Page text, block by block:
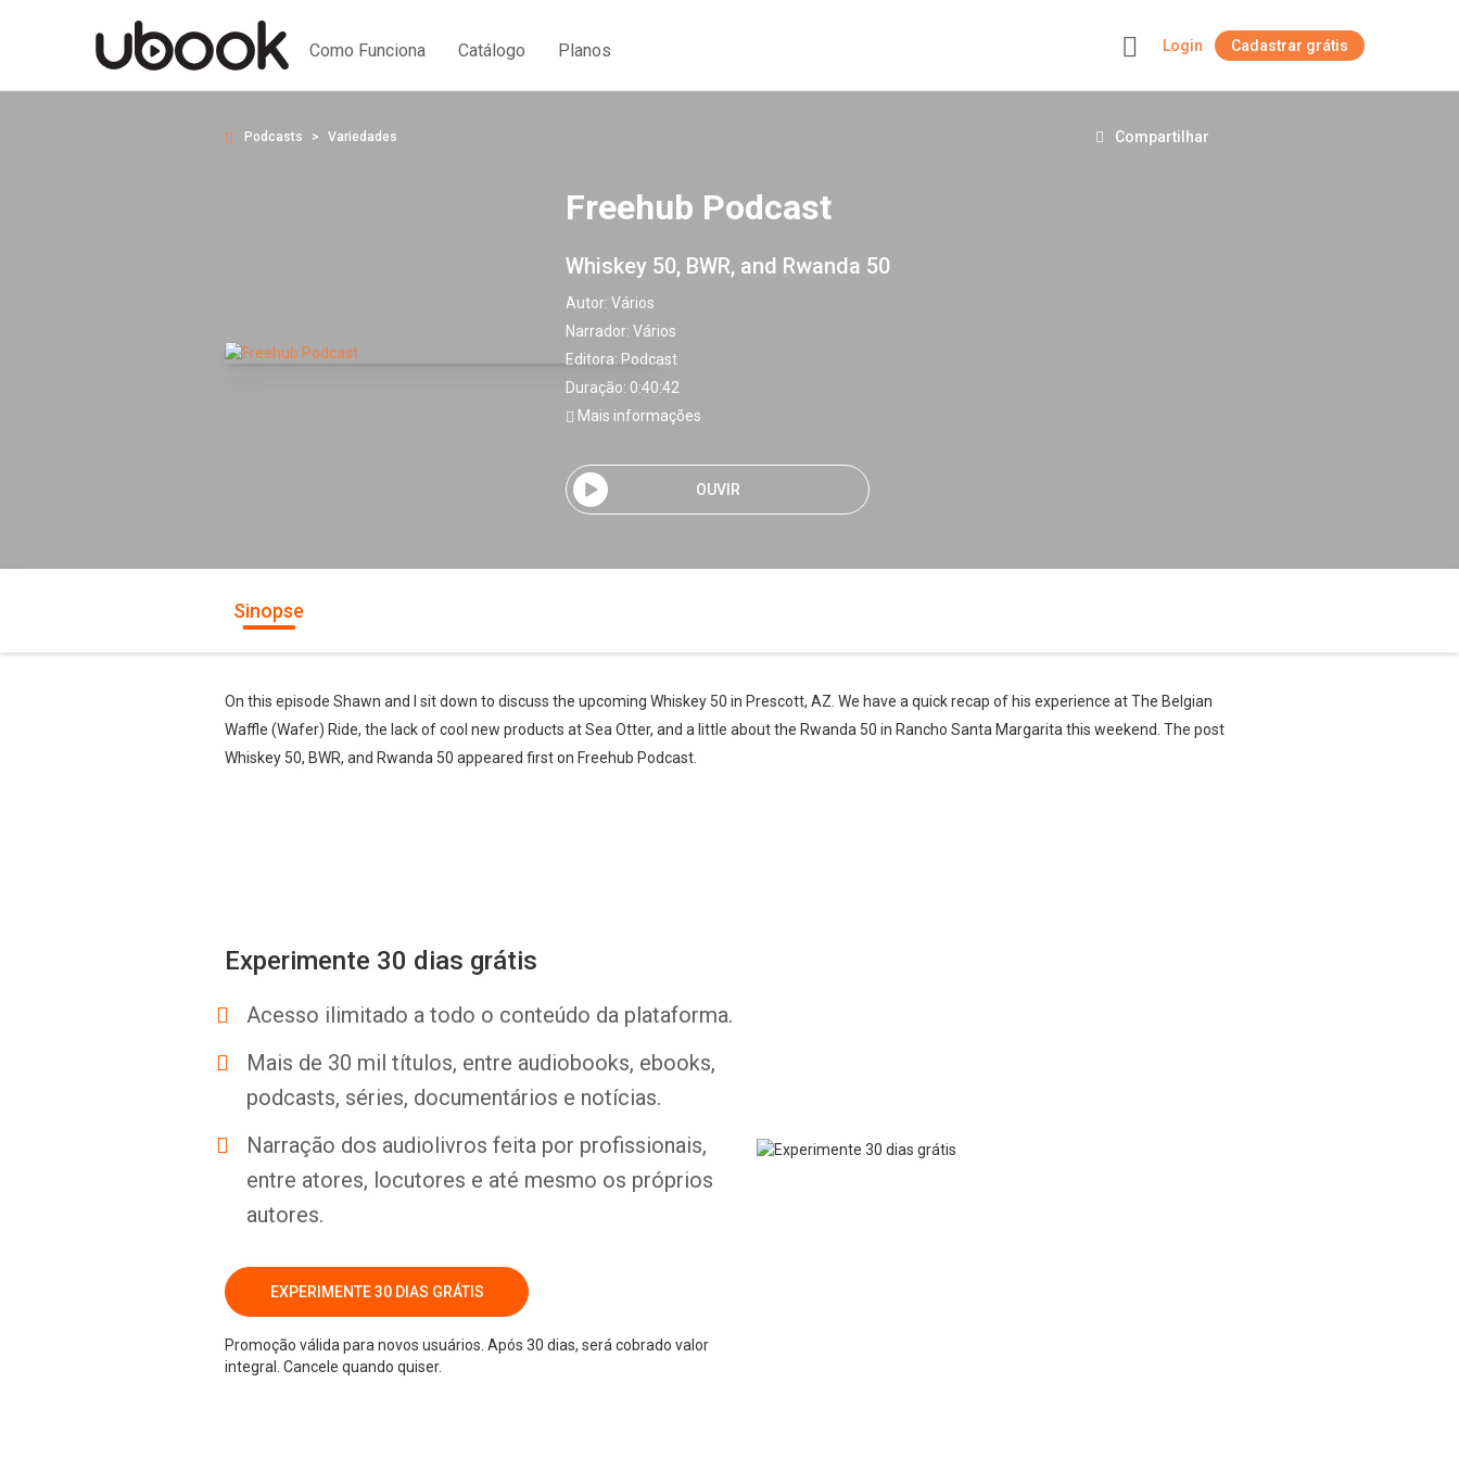
Como Funciona Catálogo Planos Login Cadastrar grátis
Podcasts Variedades Compartilhar
Freehub Podcast
Whiskey 50, BWR, and Rwanda 50
Autor: Vários
Narrador: Vários
Editora: Podcast
Duração: 0:40:42
Mais informações
OUVIR
Sinopse
On this episode Shawn and I sit down to discuss the upcoming Whiskey 50 in Prescott, AZ. We have a quick recap of his experience at The Belgian
Waffle (Wafer) Ride, the lack of cool new products at Sea Otter, and a little about the Rwanda 50 in Rancho Santa Margarita this weekend. The post
Whiskey 50, BWR, and Rwanda 50 appeared first on Freehub Podcast.
Experimente 30 dias grátis
Acesso ilimitado a todo o conteúdo da plataforma.
Mais de 30 mil títulos, entre audiobooks, ebooks,
podcasts, séries, documentários e notícias.
Narração dos audiolivros feita por profissionais,
entre atores, locutores e até mesmo os próprios
autores.
EXPERIMENTE 30 DIAS GRÁTIS
Promoção válida para novos usuários. Após 30 dias, será cobrado valor
integral. Cancele quando quiser.
Whatsapp Facebook